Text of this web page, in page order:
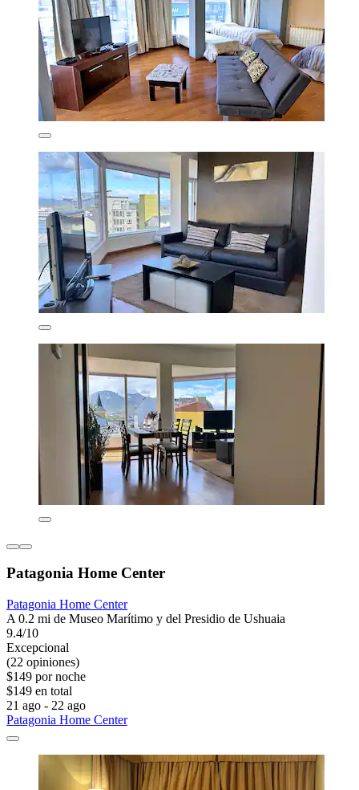
Patagonia Home Center
Patagonia Home Center
A 0.2 mi de Museo Marítimo y del Presidio de Ushuaia
9.4/10
Excepcional
(22 opiniones)
$149 por noche
$149 en total
21 ago - 22 ago
Patagonia Home Center